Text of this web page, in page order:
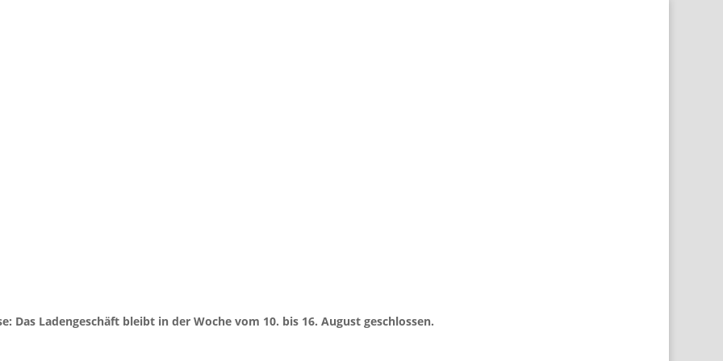
Das Ladengeschäft bleibt in der Woche vom 10. bis 16. August geschlossen.